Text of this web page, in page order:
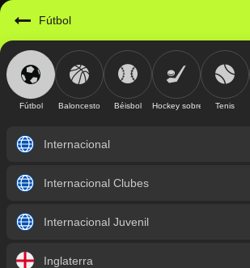
Fútbol
Fútbol Baloncesto Béisbol Hockey sobre hieloTenis
Internacional
Internacional Clubes
Internacional Juvenil
Inglaterra
https://mobile.geniusbet.sv/sport/detail/futbol?id=1